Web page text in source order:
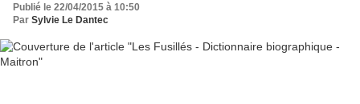
Publié le 22/04/2015 à 10:50
Par Sylvie Le Dantec